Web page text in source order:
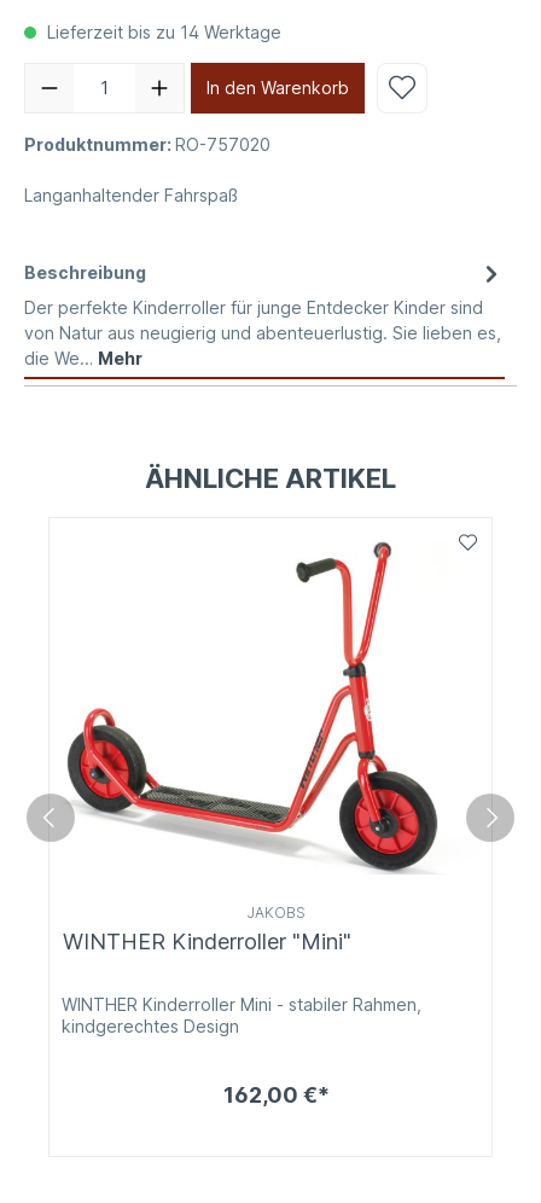
Lieferzeit bis zu 14 Werktage
In den Warenkorb
Produktnummer: RO-757020
Langanhaltender Fahrspaß
Beschreibung
Der perfekte Kinderroller für junge Entdecker Kinder sind
von Natur aus neugierig und abenteuerlustig. Sie lieben es,
die We… Mehr
ÄHNLICHE ARTIKEL
JAKOBS
WINTHER Kinderroller "Mini"
WINTHER Kinderroller Mini - stabiler Rahmen,
kindgerechtes Design
162,00 €*